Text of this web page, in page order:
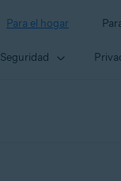
Para el hogar
Seguridad